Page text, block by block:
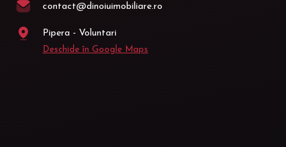
contact@dinoiuimobiliare.ro
Pipera - Voluntari
Deschide în Google Maps